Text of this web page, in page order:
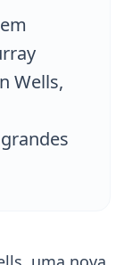
Wells,